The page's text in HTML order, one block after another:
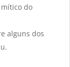
do
alguns dos